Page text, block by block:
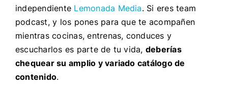
independiente Lemonada Media. Si eres team
podcast, y los pones para que te acompañen
mientras cocinas, entrenas, conduces y
escucharlos es parte de tu vida, deberías
chequear su amplio y variado catálogo de
contenido.